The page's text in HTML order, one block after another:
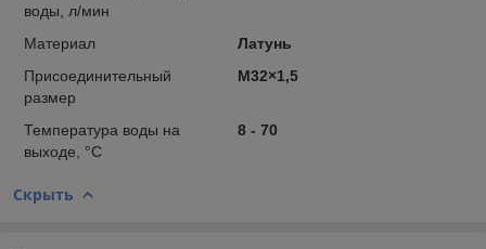
воды, л/мин
Материал
Латунь
Присоединительный
размер
М32×1,5
Температура воды на
выходе, °C
8 - 70
Скрыть